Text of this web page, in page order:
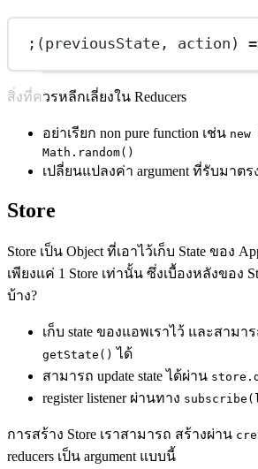
;(previousState , action )
สิ่งที่ควรหลีกเลี่ยงใน Reducers
อย่าเรียก non pure function เช่น
Math.random()
เปลี่ยนแปลงค่า argument ที่รับมาตร
Store
Store เป็น Object ที่เอาไว้เก็บ State ของ
เพียงแค่ 1 Store เท่านั้น ซึ่งเบื้องหลังของ
บ้าง?
เก็บ state ของแอพเราไว้ และสาม
getState() ได้
สามารถ update state ได้ผ่าน
register listener ผ่านทาง
การสร้าง Store เราสามารถ สร้างผ่าน
reducers เป็น argument แบบนี้